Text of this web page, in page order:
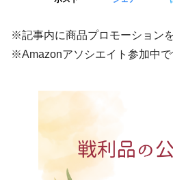
※記事内に商品プロモーション
※Amazonアソシエイト参加中で